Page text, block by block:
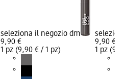
seleziona il negozio dm
9,90 €
1 pz (9,90 € / 1 pz)
9,90 €
1 pz